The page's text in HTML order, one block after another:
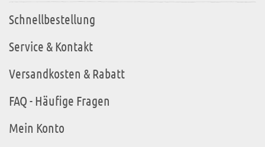
Schnellbestellung
Service & Kontakt
Versandkosten & Rabatt
FAQ - Häufige Fragen
Mein Konto